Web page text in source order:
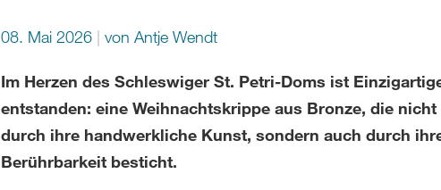
08. Mai 2026 von Antje Wendt
Im Herzen des Schleswiger St. Petri-Doms ist
entstanden: eine Weihnachtskrippe aus Bronze, die nicht
durch ihre handwerkliche Kunst, sondern auch durch
Berührbarkeit besticht.